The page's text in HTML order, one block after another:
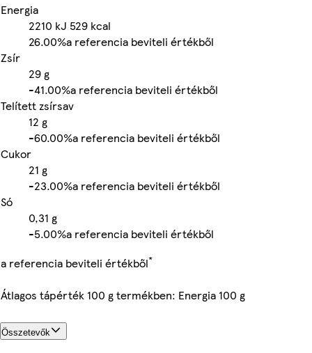
Energia
2210 kJ 529 kcal
26.00%a referencia beviteli értékből
Zsír
29 g
-41.00%a referencia beviteli értékből
Telített zsírsav
12 g
-60.00%a referencia beviteli értékből
Cukor
21 g
-23.00%a referencia beviteli értékből
Só
0,31 g
-5.00%a referencia beviteli értékből
a referencia beviteli értékből*
Átlagos tápérték 100 g termékben: Energia 100 g
Összetevők